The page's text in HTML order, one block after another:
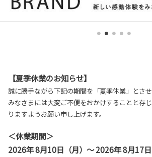
【夏季休業のお知らせ】
誠に勝手ながら下記の期間を「夏季休業」とさせ
みなさまには大変ご不便をおかけすることと存
りますようお願い申し上げます。
＜休業期間＞
2026年 8月10日（月）～ 2026年 8月17日